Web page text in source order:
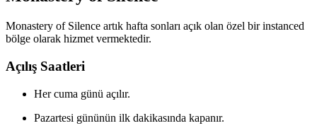
Monastery of Silence artık hafta sonları açık olan özel bir instanced
bölge olarak hizmet vermektedir.
Açılış Saatleri
Her cuma günü açılır.
Pazartesi gününün ilk dakikasında kapanır.